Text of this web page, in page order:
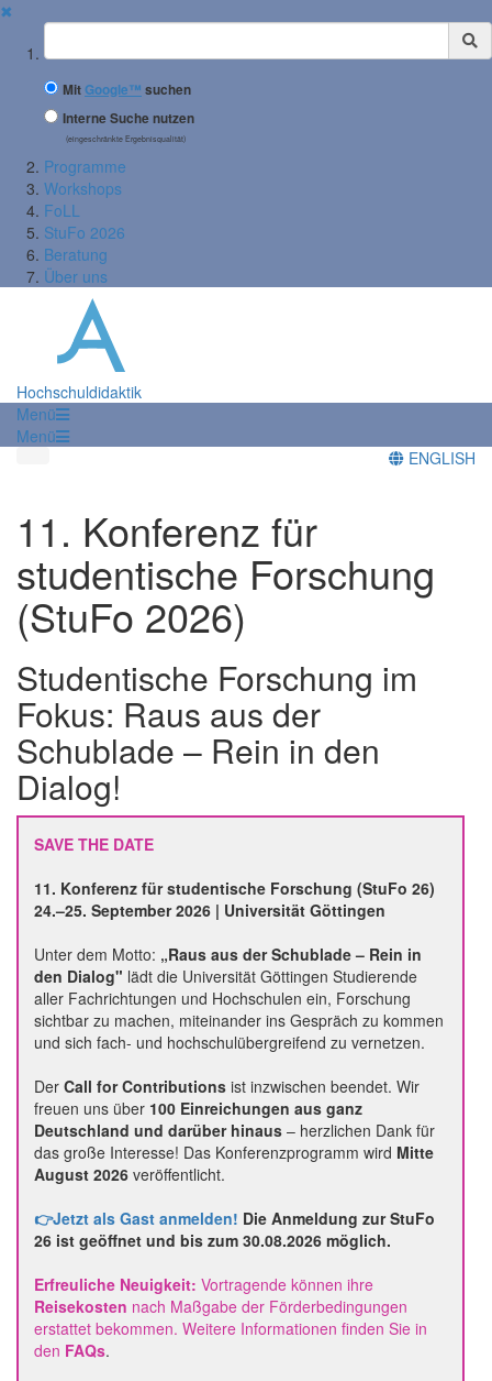
✖
Suchbegriff
MitGoogle™ suchen
Interne Suche nutzen
(eingeschränkte Ergebnisqualität)
Programme
Workshops
FoLL
StuFo 2026
Beratung
Über uns
Hochschuldidaktik
Menü
Menü
ENGLISH
11. Konferenz für
studentische Forschung
(StuFo 2026)
Studentische Forschung im
Fokus: Raus aus der
Schublade – Rein in den
Dialog!
SAVE THE DATE
11. Konferenz für studentische Forschung (StuFo 26)
24.–25. September 2026 | Universität Göttingen
Unter dem Motto: „Raus aus der Schublade – Rein in
den Dialog" lädt die Universität Göttingen Studierende
aller Fachrichtungen und Hochschulen ein, Forschung
sichtbar zu machen, miteinander ins Gespräch zu kommen
und sich fach- und hochschulübergreifend zu vernetzen.
Der Call for Contributions ist inzwischen beendet. Wir
freuen uns über 100 Einreichungen aus ganz
Deutschland und darüber hinaus – herzlichen Dank für
das große Interesse! Das Konferenzprogramm wird Mitte
August 2026 veröffentlicht.
👉Jetzt als Gast anmelden! Die Anmeldung zur StuFo
26 ist geöffnet und bis zum 30.08.2026 möglich.
Erfreuliche Neuigkeit: Vortragende können ihre
Reisekosten nach Maßgabe der Förderbedingungen
erstattet bekommen. Weitere Informationen finden Sie in
den FAQs.